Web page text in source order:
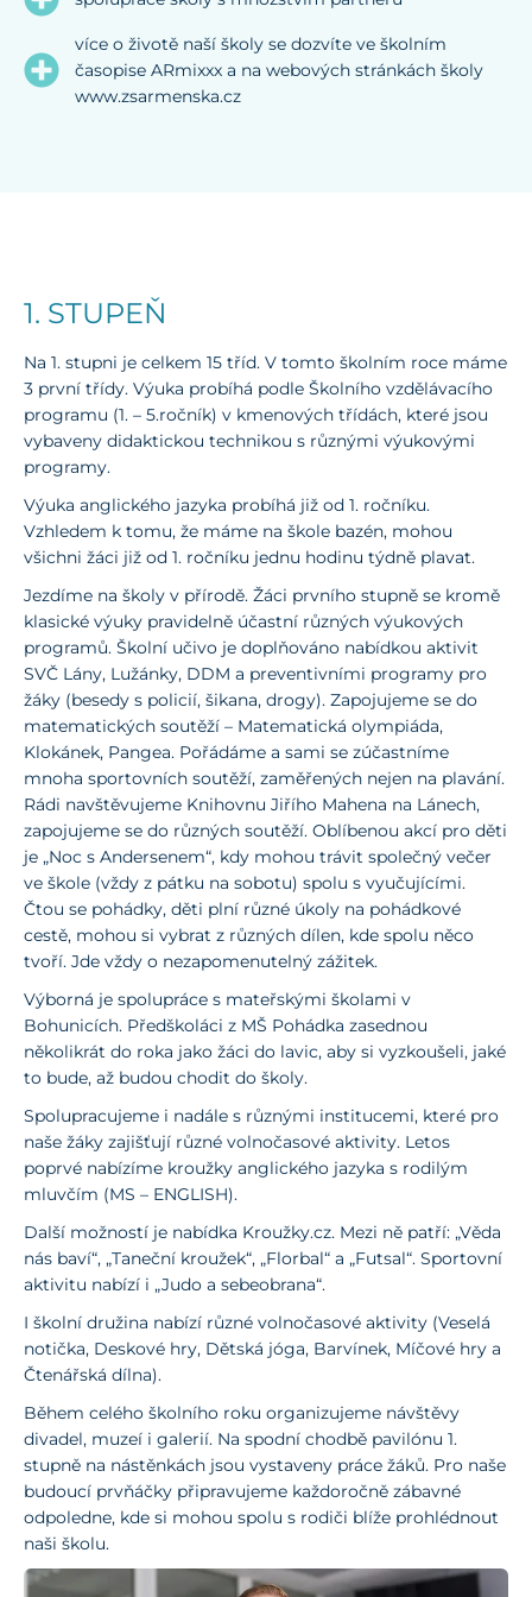
více o životě naší školy se dozvíte ve školním
časopise ARmixxx a na webových stránkách školy
www.zsarmenska.cz
1. STUPEŇ
Na 1. stupni je celkem 15 tříd. V tomto školním roce máme
3 první třídy. Výuka probíhá podle Školního vzdělávacího
programu (1. – 5.ročník) v kmenových třídách, které jsou
vybaveny didaktickou technikou s různými výukovými
programy.
Výuka anglického jazyka probíhá již od 1. ročníku.
Vzhledem k tomu, že máme na škole bazén, mohou
všichni žáci již od 1. ročníku jednu hodinu týdně plavat.
Jezdíme na školy v přírodě. Žáci prvního stupně se kromě
klasické výuky pravidelně účastní různých výukových
programů. Školní učivo je doplňováno nabídkou aktivit
SVČ Lány, Lužánky, DDM a preventivními programy pro
žáky (besedy s policií, šikana, drogy). Zapojujeme se do
matematických soutěží – Matematická olympiáda,
Klokánek, Pangea. Pořádáme a sami se zúčastníme
mnoha sportovních soutěží, zaměřených nejen na plavání.
Rádi navštěvujeme Knihovnu Jiřího Mahena na Lánech,
zapojujeme se do různých soutěží. Oblíbenou akcí pro děti
je „Noc s Andersenem“, kdy mohou trávit společný večer
ve škole (vždy z pátku na sobotu) spolu s vyučujícími.
Čtou se pohádky, děti plní různé úkoly na pohádkové
cestě, mohou si vybrat z různých dílen, kde spolu něco
tvoří. Jde vždy o nezapomenutelný zážitek.
Výborná je spolupráce s mateřskými školami v
Bohunicích. Předškoláci z MŠ Pohádka zasednou
několikrát do roka jako žáci do lavic, aby si vyzkoušeli, jaké
to bude, až budou chodit do školy.
Spolupracujeme i nadále s různými institucemi, které pro
naše žáky zajišťují různé volnočasové aktivity. Letos
poprvé nabízíme kroužky anglického jazyka s rodilým
mluvčím (MS – ENGLISH).
Další možností je nabídka Kroužky.cz. Mezi ně patří: „Věda
nás baví“, „Taneční kroužek“, „Florbal“ a „Futsal“. Sportovní
aktivitu nabízí i „Judo a sebeobrana“.
I školní družina nabízí různé volnočasové aktivity (Veselá
notička, Deskové hry, Dětská jóga, Barvínek, Míčové hry a
Čtenářská dílna).
Během celého školního roku organizujeme návštěvy
divadel, muzeí i galerií. Na spodní chodbě pavilónu 1.
stupně na nástěnkách jsou vystaveny práce žáků. Pro naše
budoucí prvňáčky připravujeme každoročně zábavné
odpoledne, kde si mohou spolu s rodiči blíže prohlédnout
naši školu.